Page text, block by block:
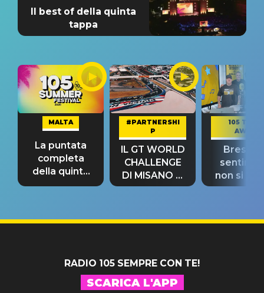
Il best of della quinta
tappa
MALTA
La puntata
completa
della quinta
tappa
#PARTNERSHI
P
IL GT WORLD
CHALLENGE
DI MISANO si
riconferma
105 TAKE
AWAY
Bresh:
non si
fino alla
RADIO 105 SEMPRE CON TE!
SCARICA L'APP